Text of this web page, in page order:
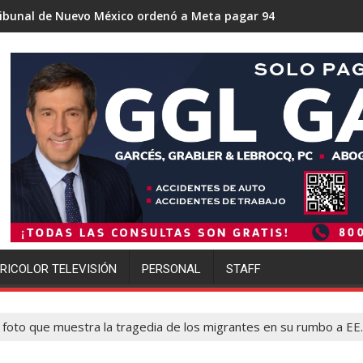
ordenó a Meta pagar 942 millones de dólares por los
Trump se acerca a lograr la
TELEVISIÓN PERSONAL STAFF
foto que muestra la tragedia de los migrantes en su rumbo a